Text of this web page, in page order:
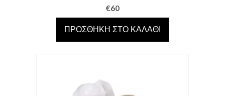
€60
ΠΡΟΣΘΉΚΗ ΣΤΟ ΚΑΛΆΘΙ